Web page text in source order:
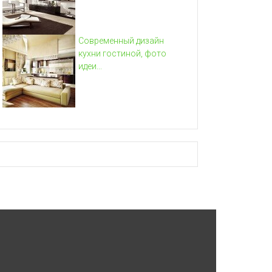
Современный дизайн
кухни гостиной, фото
идеи...